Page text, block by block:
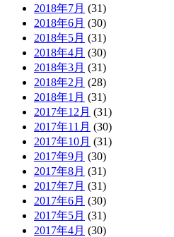
2018年7月 (31)
2018年6月 (30)
2018年5月 (31)
2018年4月 (30)
2018年3月 (31)
2018年2月 (28)
2018年1月 (31)
2017年12月 (31)
2017年11月 (30)
2017年10月 (31)
2017年9月 (30)
2017年8月 (31)
2017年7月 (31)
2017年6月 (30)
2017年5月 (31)
2017年4月 (30)